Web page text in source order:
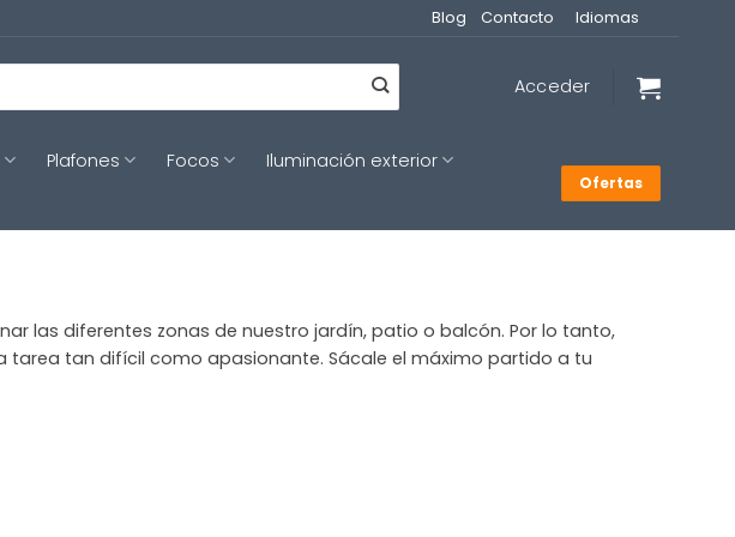
Blog Contacto Idiomas
Acceder
Plafones Focos
Iluminación exterior
Ofertas
las diferentes zonas de nuestro jardín, patio o balcón. Por lo tanto,
tan difícil como apasionante. Sácale el máximo partido a tu